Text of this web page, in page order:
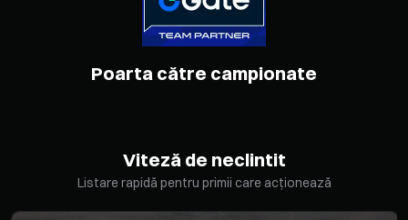
Poarta către campionate
Viteză de neclintit
Listare rapidă pentru primii care acționează